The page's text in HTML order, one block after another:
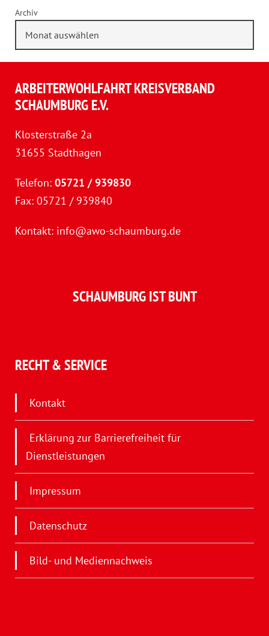
Archiv
ARBEITERWOHLFAHRT KREISVERBAND
SCHAUMBURG E.V.
Klosterstraße 2a
31655 Stadthagen
Telefon: 05721 / 939830
Fax: 05721 / 939840
Kontakt: info@awo-schaumburg.de
SCHAUMBURG IST BUNT
RECHT & SERVICE
Kontakt
Erklärung zur Barrierefreiheit für
Dienstleistungen
Impressum
Datenschutz
Bild- und Mediennachweis